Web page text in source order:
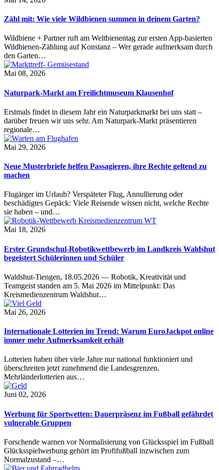
Zähl mit: Wie viele Wildbienen summen in deinem Garten?
Wildbiene + Partner ruft am Weltbienentag zur ersten App-basierten
Wildbienen-Zählung auf Konstanz – Wer gerade aufmerksam durch
den Garten…
Mai 08, 2026
Naturpark-Markt am Freilichtmuseum Klausenhof
Erstmals findet in diesem Jahr ein Naturparkmarkt bei uns statt –
darüber freuen wir uns sehr. Am Naturpark-Markt präsentieren
regionale…
Mai 29, 2026
Neue Musterbriefe helfen Passagieren, ihre Rechte geltend zu
machen
Flugärger im Urlaub? Verspäteter Flug, Annullierung oder
beschädigtes Gepäck: Viele Reisende wissen nicht, welche Rechte
sie haben – und…
Mai 18, 2026
Erster Grundschul-Robotikwettbewerb im Landkreis Waldshut
begeistert Schülerinnen und Schüler
Waldshut-Tiengen, 18.05.2026 — Robotik, Kreativität und
Teamgeist standen am 5. Mai 2026 im Mittelpunkt: Das
Kreismedienzentrum Waldshut…
Mai 26, 2026
Internationale Lotterien im Trend: Warum EuroJackpot online
immer mehr Aufmerksamkeit erhält
Lotterien haben über viele Jahre nur national funktioniert und
überschreiten jetzt zunehmend die Landesgrenzen.
Mehrländerlotterien aus…
Juni 02, 2026
Werbung für Sportwetten: Dauerpräsenz im Fußball gefährdet
vulnerable Gruppen
Forschende warnen vor Normalisierung von Glücksspiel im Fußball
Glücksspielwerbung gehört im Profifußball inzwischen zum
Normalzustand –…